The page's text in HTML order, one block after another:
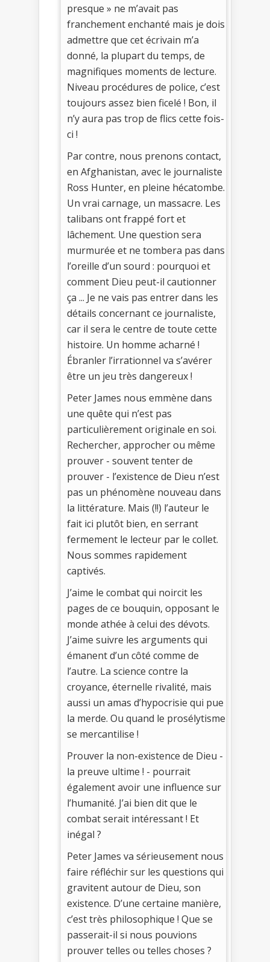
presque » ne m’avait pas
franchement enchanté mais je dois
admettre que cet écrivain m’a
donné, la plupart du temps, de
magnifiques moments de lecture.
Niveau procédures de police, c’est
toujours assez bien ficelé ! Bon, il
n’y aura pas trop de flics cette fois-
ci !
Par contre, nous prenons contact,
en Afghanistan, avec le journaliste
Ross Hunter, en pleine hécatombe.
Un vrai carnage, un massacre. Les
talibans ont frappé fort et
lâchement. Une question sera
murmurée et ne tombera pas dans
l’oreille d’un sourd : pourquoi et
comment Dieu peut-il cautionner
ça ... Je ne vais pas entrer dans les
détails concernant ce journaliste,
car il sera le centre de toute cette
histoire. Un homme acharné !
Ébranler l’irrationnel va s’avérer
être un jeu très dangereux !
Peter James nous emmène dans
une quête qui n’est pas
particulièrement originale en soi.
Rechercher, approcher ou même
prouver - souvent tenter de
prouver - l’existence de Dieu n’est
pas un phénomène nouveau dans
la littérature. Mais (!!) l’auteur le
fait ici plutôt bien, en serrant
fermement le lecteur par le collet.
Nous sommes rapidement
captivés.
J’aime le combat qui noircit les
pages de ce bouquin, opposant le
monde athée à celui des dévots.
J’aime suivre les arguments qui
émanent d’un côté comme de
l’autre. La science contre la
croyance, éternelle rivalité, mais
aussi un amas d’hypocrisie qui pue
la merde. Ou quand le prosélytisme
se mercantilise !
Prouver la non-existence de Dieu -
la preuve ultime ! - pourrait
également avoir une influence sur
l’humanité. J’ai bien dit que le
combat serait intéressant ! Et
inégal ?
Peter James va sérieusement nous
faire réfléchir sur les questions qui
gravitent autour de Dieu, son
existence. D’une certaine manière,
c’est très philosophique ! Que se
passerait-il si nous pouvions
prouver telles ou telles choses ?